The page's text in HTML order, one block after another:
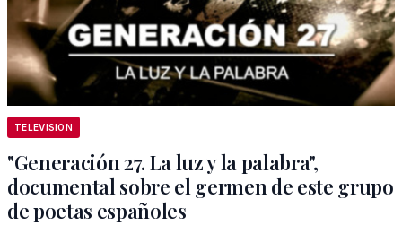
TELEVISION
"Generación 27. La luz y la palabra",
documental sobre el germen de este grupo
de poetas españoles